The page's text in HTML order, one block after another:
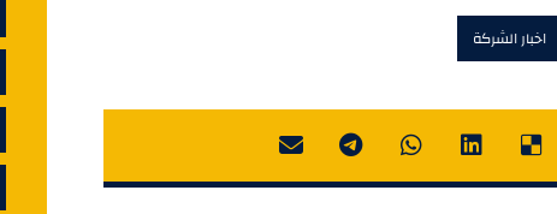
اخبار الشركة